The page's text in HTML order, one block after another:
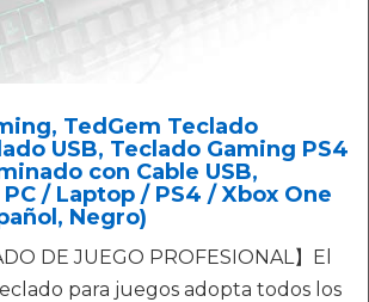
TedGem Teclado
USB, Teclado Gaming PS4
con Cable USB,
/ Laptop / PS4 / Xbox One
Negro)
DE JUEGO PROFESIONAL】El
para juegos adopta todos los